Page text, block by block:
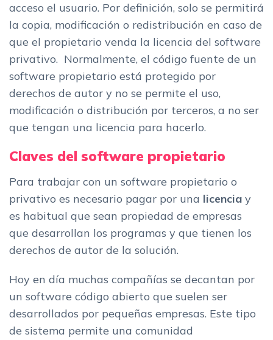
acceso el usuario. Por definición, solo se permitirá
la copia, modificación o redistribución en caso de
que el propietario venda la licencia del software
privativo. Normalmente, el código fuente de un
software propietario está protegido por
derechos de autor y no se permite el uso,
modificación o distribución por terceros, a no ser
que tengan una licencia para hacerlo.
Claves del software propietario
Para trabajar con un software propietario o
privativo es necesario pagar por una licencia y
es habitual que sean propiedad de empresas
que desarrollan los programas y que tienen los
derechos de autor de la solución.
Hoy en día muchas compañías se decantan por
un software código abierto que suelen ser
desarrollados por pequeñas empresas. Este tipo
de sistema permite una comunidad